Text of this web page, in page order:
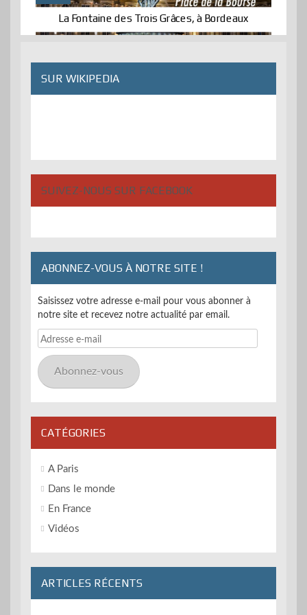
La Fontaine des Trois Grâces, à Bordeaux
SUR WIKIPEDIA
SUIVEZ-NOUS SUR FACEBOOK
ABONNEZ-VOUS À NOTRE SITE !
Saisissez votre adresse e-mail pour vous abonner à
notre site et recevez notre actualité par email.
Adresse
e-
mail
Abonnez-vous
CATÉGORIES
A Paris
Dans le monde
En France
Vidéos
ARTICLES RÉCENTS